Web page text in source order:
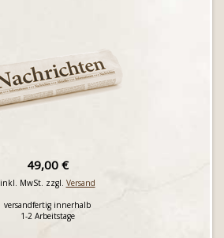
49,00 €
inkl. MwSt. zzgl. Versand
versandfertig innerhalb
1-2 Arbeitstage